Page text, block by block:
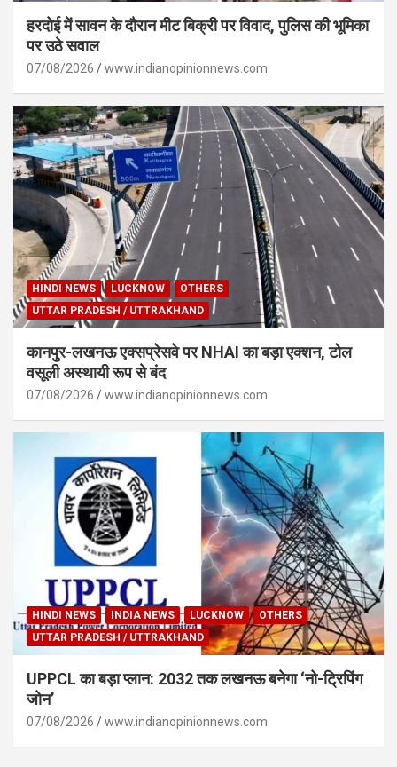
हरदोई में सावन के दौरान मीट बिक्री पर विवाद, पुलिस की भूमिका
पर उठे सवाल
07/08/2026 www.indianopinionnews.com
HINDI NEWS LUCKNOW
OTHERS
UTTAR PRADESH / UTTRAKHAND
कानपुर-लखनऊ एक्सप्रेसवे पर NHAI का बड़ा एक्शन, टोल
वसूली अस्थायी रूप से बंद
07/08/2026 www.indianopinionnews.com
HINDI NEWS INDIA NEWS LUCKNOW
OTHERS
UTTAR PRADESH / UTTRAKHAND
UPPCL का बड़ा प्लान: 2032 तक लखनऊ बनेगा ‘नो-ट्रिपिंग
जोन’
07/08/2026 www.indianopinionnews.com